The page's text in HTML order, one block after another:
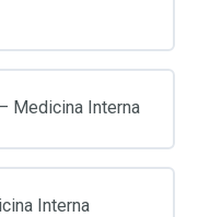
Medicina Interna
Interna